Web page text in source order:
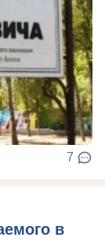
7
в